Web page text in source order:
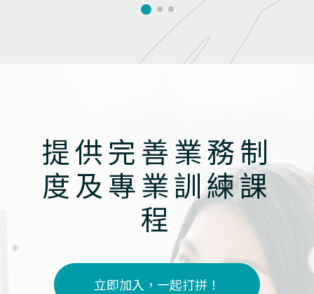
提供完善業務制
度及專業訓練課
程
立即加入，一起打拼！